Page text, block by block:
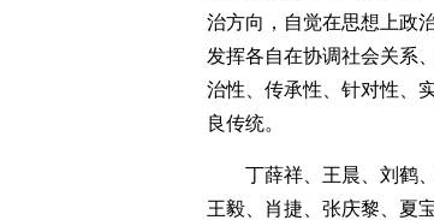
治方向，自觉在思想上政
发挥各自在协调社会关系
治性、传承性、针对性、
良传统。
丁薛祥、王晨、刘鹤
王毅、肖捷、张庆黎、夏